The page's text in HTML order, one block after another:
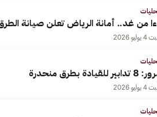
من غد.. أمانة الرياض تعلن صيانة
2026
للقيادة بطرق منحدرة
2026